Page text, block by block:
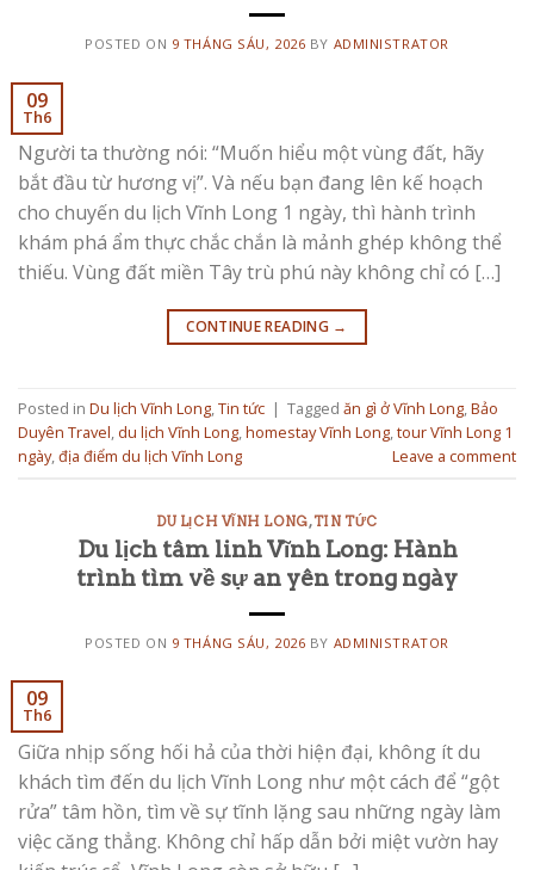
POSTED ON 9 THÁNG SÁU, 2026 BY ADMINISTRATOR
09
Th6
Người ta thường nói: “Muốn hiểu một vùng đất, hãy
bắt đầu từ hương vị”. Và nếu bạn đang lên kế hoạch
cho chuyến du lịch Vĩnh Long 1 ngày, thì hành trình
khám phá ẩm thực chắc chắn là mảnh ghép không thể
thiếu. Vùng đất miền Tây trù phú này không chỉ có […]
CONTINUE READING →
Posted in Du lịch Vĩnh Long,Tin tức | Tagged ăn gì ở Vĩnh Long,Bảo
Duyên Travel, du lịch Vĩnh Long,homestay Vĩnh Long,tour Vĩnh Long 1
ngày,địa điểm du lịch Vĩnh Long Leave a comment
DU LỊCH VĨNH LONG,TIN TỨC
Du lịch tâm linh Vĩnh Long: Hành
trình tìm về sự an yên trong ngày
POSTED ON 9 THÁNG SÁU, 2026 BY ADMINISTRATOR
09
Th6
Giữa nhịp sống hối hả của thời hiện đại, không ít du
khách tìm đến du lịch Vĩnh Long như một cách để “gột
rửa” tâm hồn, tìm về sự tĩnh lặng sau những ngày làm
việc căng thẳng. Không chỉ hấp dẫn bởi miệt vườn hay